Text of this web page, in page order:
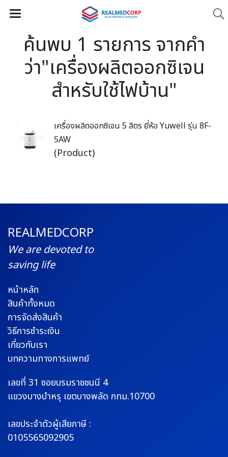
ค้นพบ 1 รายการ จากคำ
ว่า"เครื่องผลิตออกซิเจน
สำหรับใช้ไฟบ้าน"
เครื่องผลิตออกซิเจน 5 ลิตร ยี่ห้อ Yuwell รุ่น 8F-
5AW
(Product)
REALMEDCORP
We are devoted to
saving life
หน้าหลัก
สินค้าทั้งหมด
การจัดส่งสินค้า
วิธีการชำระเงิน
เกี่ยวกับเรา
บทความทางการแพทย์
เลขที่ 31 ซอยบรมราชชนนี 4
แขวงบางบำหรุ เขตบางพลัด กทม.10700
เลขประจำตัวผู้เสียภาษี :
0105565092905